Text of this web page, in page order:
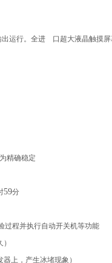
出运行。全进
口超大液晶触摸
精确稳定
59分
过程并执行自动开关机等功能
上，产生冰堵现象）